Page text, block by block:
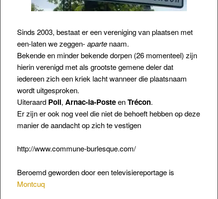
Sinds 2003, bestaat er een vereniging van plaatsen met
een-laten we zeggen-apartenaam.
Bekende en minder bekende dorpen (26 momenteel) zijn
hierin verenigd met als grootste gemene deler dat
iedereen zich een kriek lacht wanneer die plaatsnaam
wordt uitgesproken.
Uiteraard Poil, Arnac-la-PosteenTrécon.
Er zijn er ook nog veel die niet de behoeft hebben op deze
manier de aandacht op zich te vestigen
http://www.commune-burlesque.com/
Beroemd geworden door een televisiereportage is
Montcuq